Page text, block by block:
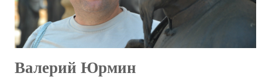
Валерий Юрмин